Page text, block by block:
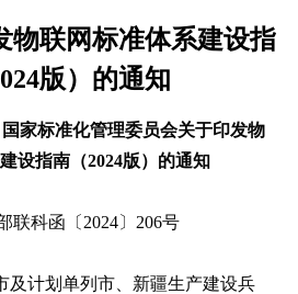
物联网标准体系建设指
版）的通知
家标准化管理委员会关于印发物
设指南（2024版）的通知
联科函〔2024〕206号
及计划单列市、新疆生产建设兵